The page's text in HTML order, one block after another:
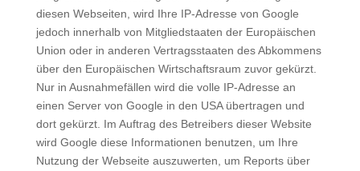
diesen Webseiten, wird Ihre IP-Adresse von Google
jedoch innerhalb von Mitgliedstaaten der Europäischen
Union oder in anderen Vertragsstaaten des Abkommens
über den Europäischen Wirtschaftsraum zuvor gekürzt.
Nur in Ausnahmefällen wird die volle IP-Adresse an
einen Server von Google in den USA übertragen und
dort gekürzt. Im Auftrag des Betreibers dieser Website
wird Google diese Informationen benutzen, um Ihre
Nutzung der Webseite auszuwerten, um Reports über